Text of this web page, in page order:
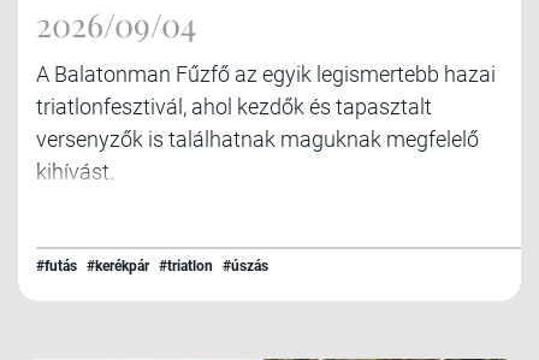
2026/09/04
A Balatonman Fűzfő az egyik legismertebb hazai
triatlonfesztivál, ahol kezdők és tapasztalt
versenyzők is találhatnak maguknak megfelelő
kihívást.
#futás #kerékpár #triatlon #úszás